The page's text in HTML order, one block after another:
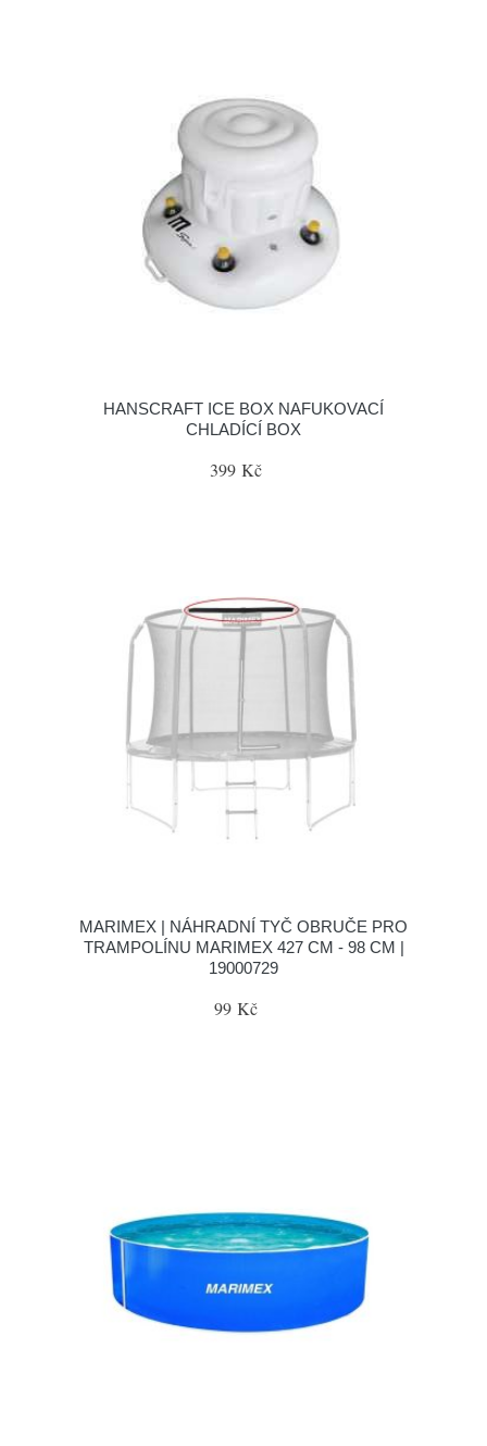
HANSCRAFT ICE BOX NAFUKOVACÍ
CHLADÍCÍ BOX
399 Kč
MARIMEX | NÁHRADNÍ TYČ OBRUČE PRO
TRAMPOLÍNU MARIMEX 427 CM - 98 CM |
19000729
99 Kč